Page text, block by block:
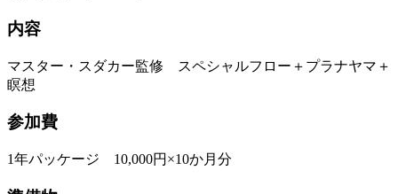
内容
マスター・スダカー監修 スペシャルフロー＋プラナヤマ＋
瞑想
参加費
1年パッケージ 10,000円×10か月分